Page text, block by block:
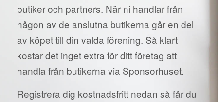
butiker och partners. När ni handlar från
någon av de anslutna butikerna går en del
av köpet till din valda förening. Så klart
kostar det inget extra för ditt företag att
handla från butikerna via Sponsorhuset.
Registrera dig kostnadsfritt nedan så får du